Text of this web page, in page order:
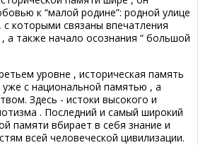
к “малой родине”: родной улице
с которыми связаны впечатления
а также начало осознания “ большой
уровне , историческая память
с национальной памятью , а
Здесь - истоки высокого и
. Последний и самый широкий
памяти вбирает в себя знание и
всей человеческой цивилизации.